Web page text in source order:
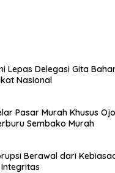
Lepas Delegasi Gita
Nasional
Pasar Murah Khusus
Sembako Murah
Berawal dari